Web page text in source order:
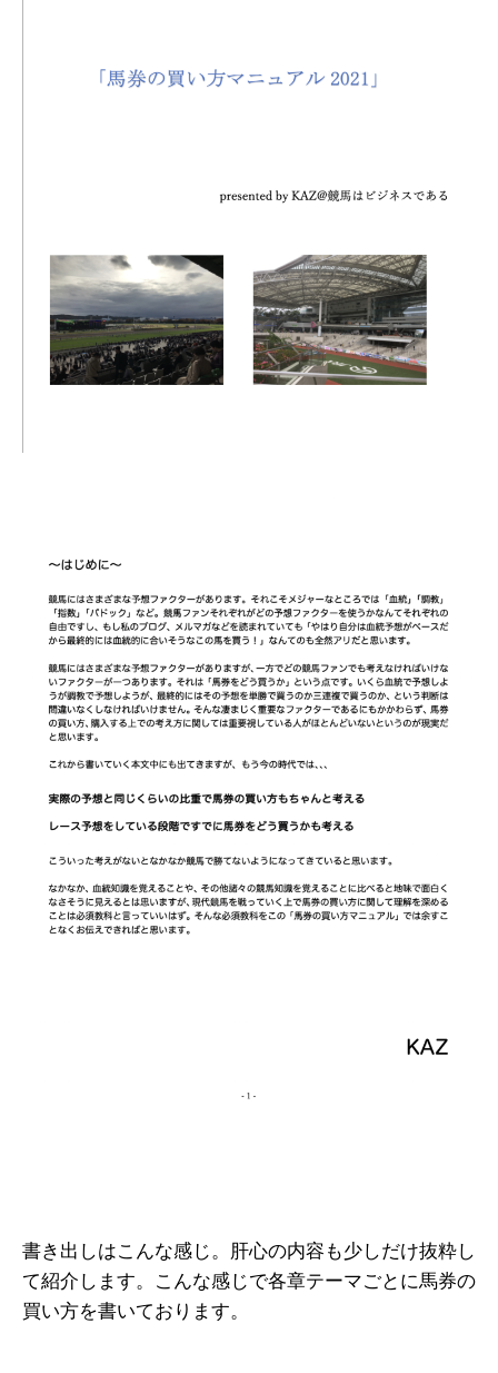
書き出しはこんな感じ。肝心の内容も少しだけ抜粋し
て紹介します。こんな感じで各章テーマごとに馬券の
買い方を書いております。